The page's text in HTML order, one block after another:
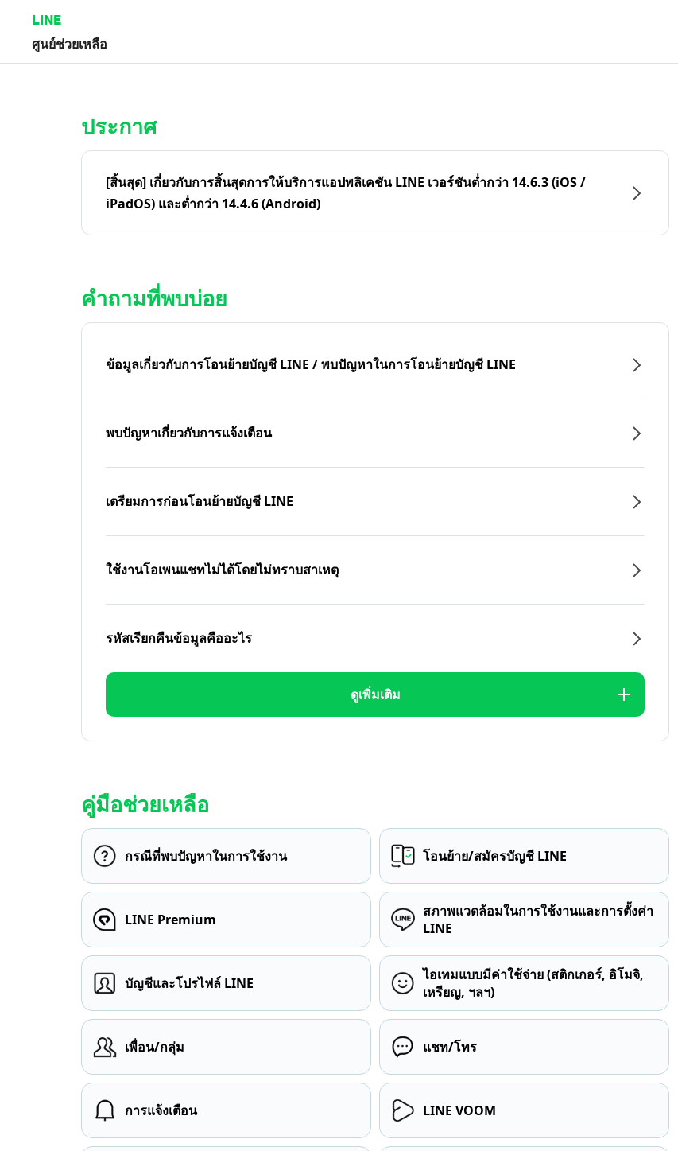
LINE
ศูนย์ช่วยเหลือ
ประกาศ
[สิ้นสุด] เกี่ยวกับการสิ้นสุดการให้บริการแอปพลิเคชัน LINE เวอร์ชันต่ำกว่า 14.6.3 (iOS /
iPadOS) และต่ำกว่า 14.4.6 (Android)
คำถามที่พบบ่อย
ข้อมูลเกี่ยวกับการโอนย้ายบัญชี LINE / พบปัญหาในการโอนย้ายบัญชี LINE
พบปัญหาเกี่ยวกับการแจ้งเตือน
เตรียมการก่อนโอนย้ายบัญชี LINE
ใช้งานโอเพนแชทไม่ได้โดยไม่ทราบสาเหตุ
รหัสเรียกคืนข้อมูลคืออะไร
ดูเพิ่มเติม
คู่มือช่วยเหลือ
กรณีที่พบปัญหาในการใช้งาน โอนย้าย/สมัครบัญชี LINE
LINE Premium
สภาพแวดล้อมในการใช้งานและการตั้งค่า
LINE
บัญชีและโปรไฟล์ LINE
ไอเทมแบบมีค่าใช้จ่าย (สติกเกอร์, อิโมจิ,
เหรียญ, ฯลฯ)
เพื่อน/กลุ่ม แชท/โทร
การแจ้งเตือน LINE VOOM